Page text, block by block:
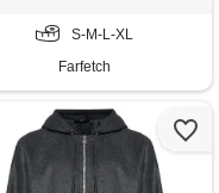
S-M-L-XL
Farfetch